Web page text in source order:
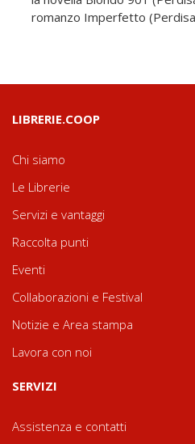
romanzo Imperfetto
LIBRERIE.COOP
Chi siamo
Le Librerie
Servizi e vantaggi
Raccolta punti
Eventi
Collaborazioni e Festival
Notizie e Area stampa
Lavora con noi
SERVIZI
Assistenza e contatti